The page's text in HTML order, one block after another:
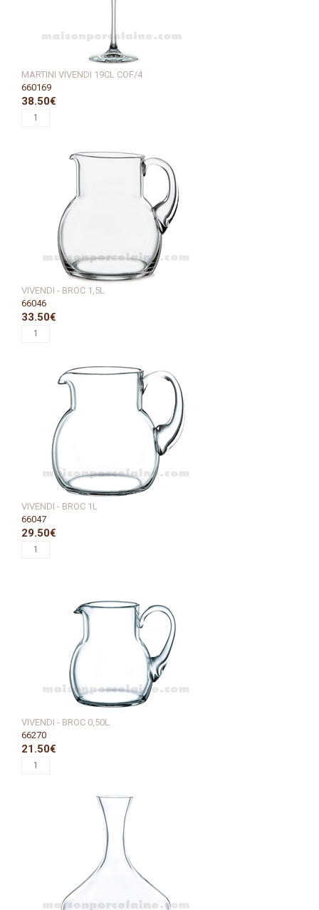
MARTINI VIVENDI 19CL COF/4
660169
38.50€
VIVENDI - BROC 1,5L
66046
33.50€
VIVENDI - BROC 1L
66047
29.50€
VIVENDI - BROC 0,50L
66270
21.50€